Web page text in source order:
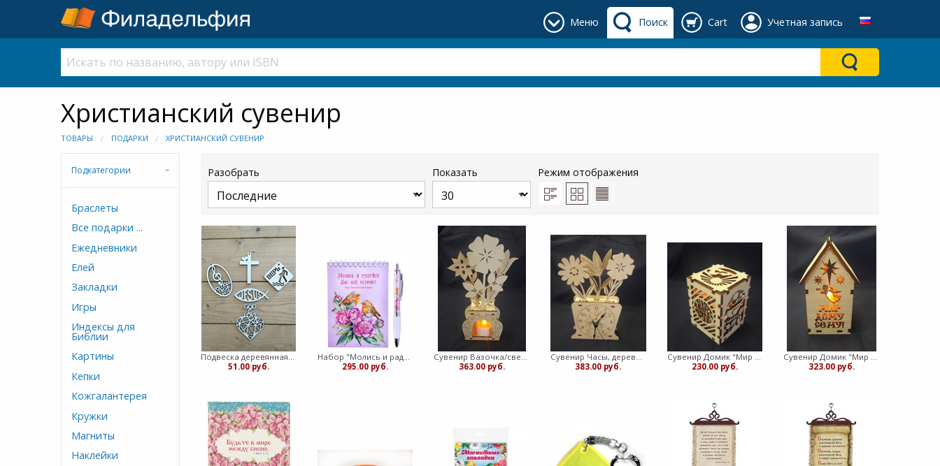
Меню Поиск Cart Учетная запись
Христианский сувенир
ТОВАРЫ ПОДАРКИ ХРИСТИАНСКИЙ СУВЕНИР
Разобрать Показать Режим отображения
51.00 руб.
295.00 руб.
363.00 руб.
383.00 руб.
230.00 руб.
323.00 руб.
Подкатегории
Браслеты
Все подарки ...
Ежедневники
Елей
Закладки
Игры
Индексы для
Библии
Картины
Кепки
Кожгалантерея
Кружки
Магниты
Наклейки